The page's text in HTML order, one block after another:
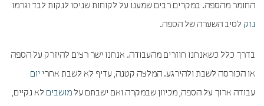
החומר מהספה. במקרים רבים שמענו על לקוחות שניסו לנקות לבד וגרמו
נזק לסיב השערה של הספה.
בדרך כלל כשאנחנו חוזרים מהעבודה. אנחנו ישר רצים להיזרק על הספה
או הכורסה לשבת ולהירגע. המלצה קטנה, עדיף לא לשבת אחרי יום
עבודה ארוך על הספה, מכיוון שבמקרה ואם ישבתם על מושבים לא נקיים,